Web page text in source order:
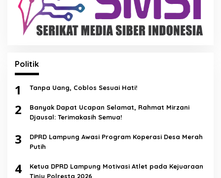
Politik
1 Tanpa Uang, Coblos Sesuai Hati!
2
Banyak Dapat Ucapan Selamat, Rahmat Mirzani
Djausal: Terimakasih Semua!
3
DPRD Lampung Awasi Program Koperasi Desa Merah
Putih
4
Ketua DPRD Lampung Motivasi Atlet pada Kejuaraan
Tinju Polresta 2026